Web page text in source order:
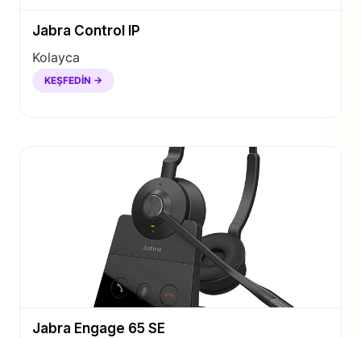
Jabra Control IP
Kolayca
KEŞFEDIN →
Jabra Engage 65 SE